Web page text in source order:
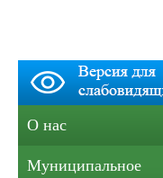
О нас
Муниципальное